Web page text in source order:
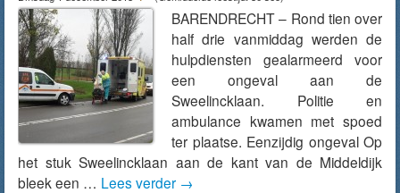
BARENDRECHT – Rond tien over
half drie vanmiddag werden de
hulpdiensten gealarmeerd voor
een ongeval aan de
Sweelincklaan. Politie en
ambulance kwamen met spoed
ter plaatse. Eenzijdig ongeval Op
het stuk Sweelincklaan aan de kant van de Middeldijk
bleek een … Lees verder →